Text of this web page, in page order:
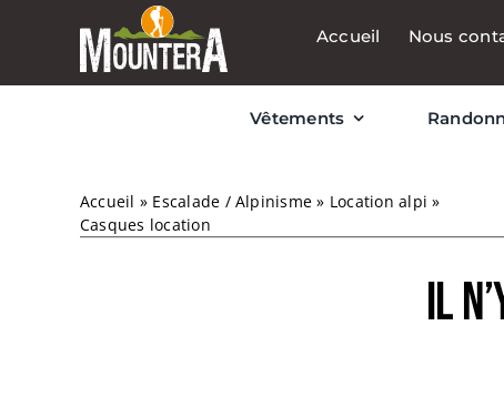
Accueil Nous
Vêtements
Accueil » Escalade / Alpinisme » Location alpi »
Casques location
Il